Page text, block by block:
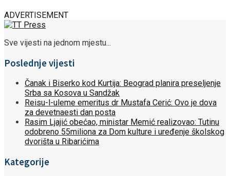
ADVERTISEMENT
Sve vijesti na jednom mjestu...
Poslednje vijesti
Čanak i Biserko kod Kurtija: Beograd planira preseljenje
Srba sa Kosova u Sandžak
Reisu-l-uleme emeritus dr Mustafa Cerić: Ovo je dova
za devetnaesti dan posta
Rasim Ljajić obećao, ministar Memić realizovao: Tutinu
odobreno 55miliona za Dom kulture i uređenje školskog
dvorišta u Ribarićima
Kategorije